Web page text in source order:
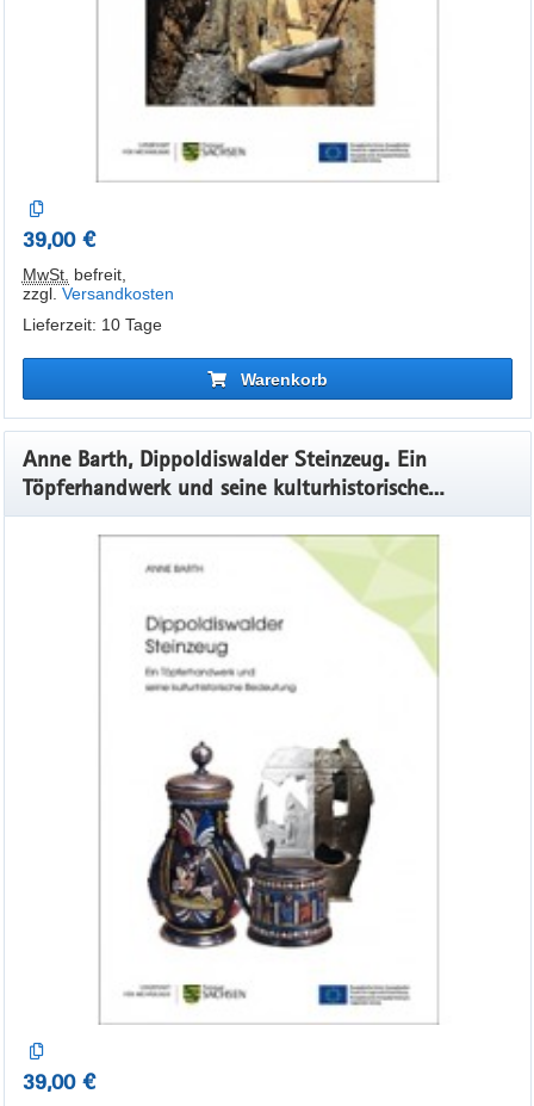
39,00 €
MwSt. befreit,
zzgl. Versandkosten
Lieferzeit: 10 Tage
Warenkorb
Anne Barth, Dippoldiswalder Steinzeug. Ein
Töpferhandwerk und seine kulturhistorische
Bedeutung. ArchaeoMontan Band 2
39,00 €